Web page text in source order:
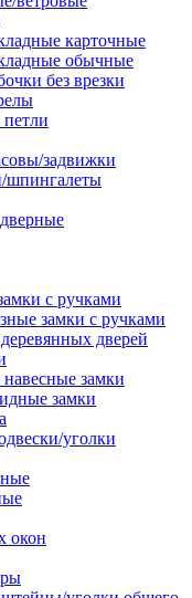
карточные
обычные
без врезки
задвижки
шпингалеты
с ручками
замки с ручками
дверей
замки
замки
уголки
окон